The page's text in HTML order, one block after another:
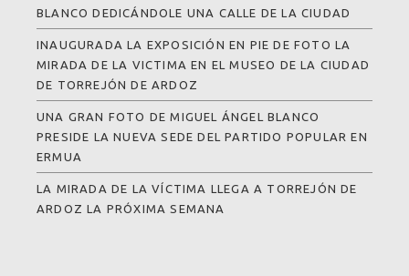
BLANCO DEDICÁNDOLE UNA CALLE DE LA CIUDAD
INAUGURADA LA EXPOSICIÓN EN PIE DE FOTO LA
MIRADA DE LA VICTIMA EN EL MUSEO DE LA CIUDAD
DE TORREJÓN DE ARDOZ
UNA GRAN FOTO DE MIGUEL ÁNGEL BLANCO
PRESIDE LA NUEVA SEDE DEL PARTIDO POPULAR EN
ERMUA
LA MIRADA DE LA VÍCTIMA LLEGA A TORREJÓN DE
ARDOZ LA PRÓXIMA SEMANA